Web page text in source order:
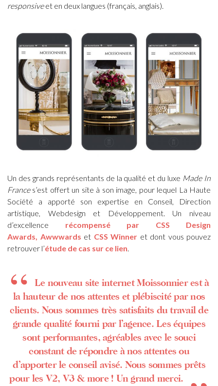
responsiveet en deux langues (français, anglais).
Un des grands représentants de la qualité et du luxe Made In
Frances’est offert un site à son image, pour lequel La Haute
Société a apporté son expertise en Conseil, Direction
artistique, Webdesign et Développement. Un niveau
d’excellence récompensé par CSS Design
Awards, Awwwards et CSS Winner et dont vous pouvez
retrouver l’étude de cas sur ce lien.
Le nouveau site internet Moissonnier est à
la hauteur de nos attentes et plébiscité par nos
clients. Nous sommes très satisfaits du travail de
grande qualité fourni par l’agence. Les équipes
sont performantes, agréables avec le souci
constant de répondre à nos attentes ou
d’apporter le conseil avisé. Nous sommes prêts
pour les V2, V3 & more ! Un grand merci.